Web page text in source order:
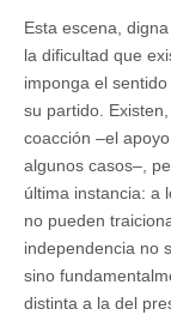
Esta escena,
la dificultad que
imponga el
su partido.
coacción –el
algunos casos–,
última instancia: a
no pueden
independencia no
sino
distinta a la del